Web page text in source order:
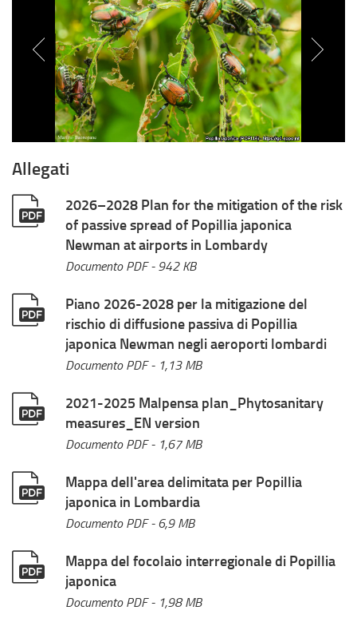
Allegati
2026–2028 Plan for the mitigation of the risk
of passive spread of Popillia japonica
Newman at airports in Lombardy
Documento PDF- 942 KB
Piano 2026-2028 per la mitigazione del
rischio di diffusione passiva di Popillia
japonica Newman negli aeroporti lombardi
Documento PDF- 1,13 MB
2021-2025 Malpensa plan_Phytosanitary
measures_EN version
Documento PDF- 1,67 MB
Mappa dell'area delimitata per Popillia
japonica in Lombardia
Documento PDF- 6,9 MB
Mappa del focolaio interregionale di Popillia
japonica
Documento PDF- 1,98 MB